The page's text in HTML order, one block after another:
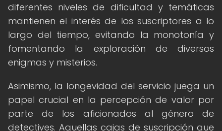
diferentes niveles de dificultad y temáticas
mantienen el interés de los suscriptores a lo
largo del tiempo, evitando la monotonía y
fomentando la exploración de diversos
enigmas y misterios.
Asimismo, la longevidad del servicio juega un
papel crucial en la percepción de valor por
parte de los aficionados al género de
detectives. Aquellas cajas de suscripción que